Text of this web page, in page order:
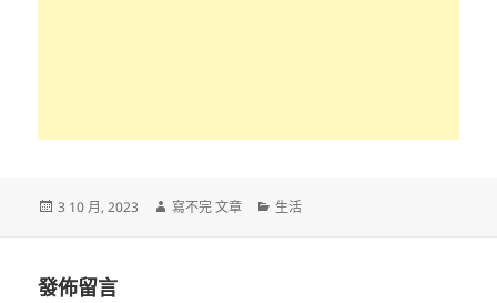
發
3 10 月, 2023
作
寫不完 文章
分
生活
發佈留言